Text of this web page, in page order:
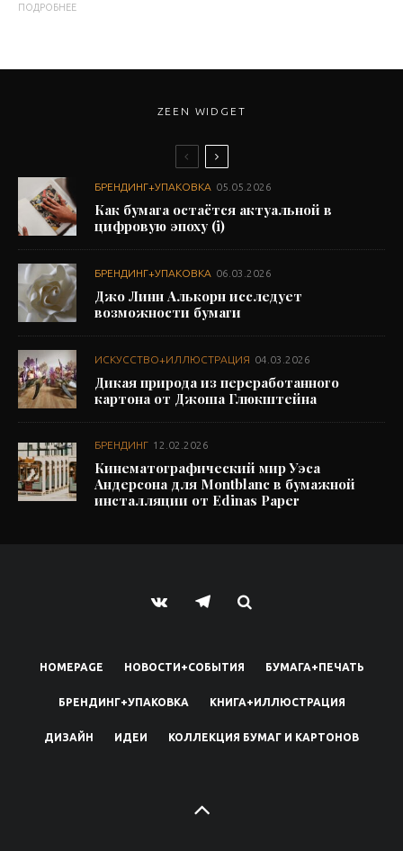
ПОДРОБНЕЕ
ZEEN WIDGET
БРЕНДИНГ+УПАКОВКА 05.05.2026
Как бумага остаётся актуальной в
цифровую эпоху (i)
БРЕНДИНГ+УПАКОВКА 06.03.2026
Джо Линн Алькорн исследует
возможности бумаги
ИСКУССТВО+ИЛЛЮСТРАЦИЯ 04.03.2026
Дикая природа из переработанного
картона от Джоша Глюкштейна
БРЕНДИНГ 12.02.2026
Кинематографический мир Уэса
Андерсона для Montblanc в бумажной
инсталляции от Edinas Paper
HOMEPAGE НОВОСТИ+СОБЫТИЯ БУМАГА+ПЕЧАТЬ
БРЕНДИНГ+УПАКОВКА КНИГА+ИЛЛЮСТРАЦИЯ
ДИЗАЙН ИДЕИ КОЛЛЕКЦИЯ БУМАГ И КАРТОНОВ